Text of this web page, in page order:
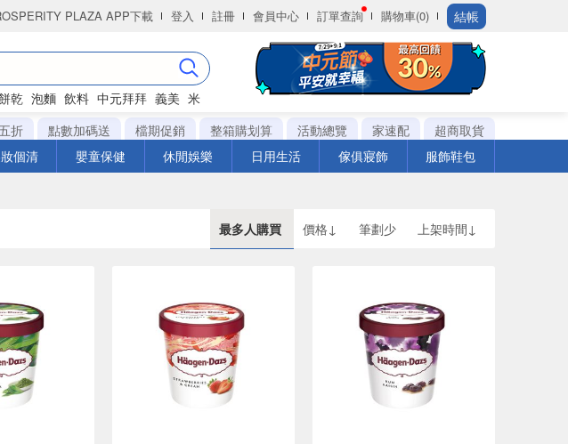
PLAZA APP下載 登入 註冊 會員中心 訂單查詢 購物車(0) 結帳
乾 泡麵 飲料 中元拜拜 義美 米
折 點數加碼送 檔期促銷 整箱購划算 活動總覽 家速配
超商取貨
個清 嬰童保健 休閒娛樂 日用生活 傢俱寢飾 服飾鞋包
最多人購買 價格↓ 筆劃少 上架時間↓